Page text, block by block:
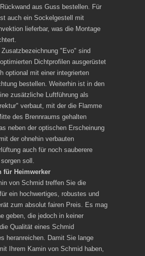
aus Guss bestellen. Für
auch ein Sockelgestell mit
lieferbar, was die Montage
"Evo" sind
Dichtprofilen ausgerüstet
optional mit einer integrierten
bestellen. Weiterhin ist in den
zusätzliche Luftführung als
verbaut, mit der die Flamme
des Brennraums gehalten
neben der optischen Erscheinung
der ohnehin verbauten
auch für noch sauberere
soll.
für Heimwerker
von Schmid treffen Sie die
ein hochwertiges, robustes und
zum absolut fairen Preis. Es mag
geben, die jedoch in keiner
Qualität eines Schmid
heranreichen. Damit Sie lange
Ihrem Kamin von Schmid haben,